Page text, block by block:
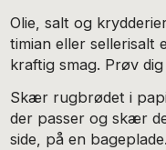
Olie, salt og
timian eller sellerisalt
kraftig smag. Prøv
Skær rugbrødet i
der passer og skær
side, på en